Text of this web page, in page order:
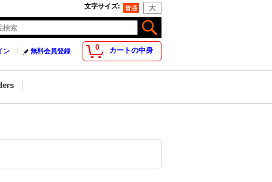
文字サイズ:
0 カートの中身
ン 無料会員登録